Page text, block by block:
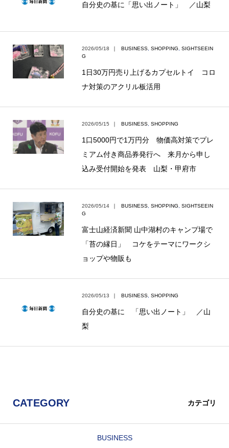
自分史の基に「思い出ノート」 ／山梨
2026/05/18 ｜ BUSINESS SHOPPING
SIGHTSEEIN
G
1日30万円売り上げるカプセルトイ コロ
ナ対策のアクリル板活用
2026/05/15 ｜ BUSINESS SHOPPING
1口5000円で1万円分 物価高対策でプレ
ミアム付き商品券発行へ 来月から申し
込み受付開始を発表 山梨・甲府市
2026/05/14 ｜ BUSINESS SHOPPING
SIGHTSEEIN
G
富士山経済新聞 山中湖村のキャンプ場で
「苔の縁日」 コケをテーマにワークシ
ョップや物販も
2026/05/13 ｜ BUSINESS SHOPPING
自分史の基に 「思い出ノート」 ／山
梨
CATEGORY カテゴリ
BUSINESS